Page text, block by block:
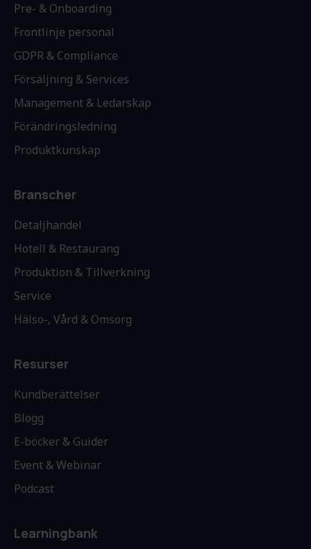
Pre- & Onboarding
Frontlinje personal
GDPR & Compliance
Försäljning & Services
Management & Ledarskap
Förändringsledning
Produktkunskap
Branscher
Detaljhandel
Hotell & Restaurang
Produktion & Tillverkning
Service
Hälso-, Vård & Omsorg
Resurser
Kundberättelser
Blogg
E-böcker & Guider
Event & Webinar
Podcast
Learningbank